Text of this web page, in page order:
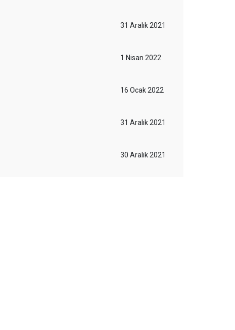
31 Aralık 2021
1 Nisan 2022
16 Ocak 2022
31 Aralık 2021
30 Aralık 2021